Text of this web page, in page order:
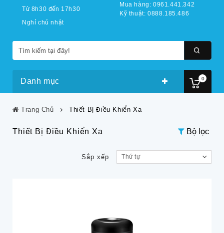
0
Từ 8h30 đến 17h30
Nghỉ chủ nhật
Mua hàng: 0961.441.342
Kỹ thuật: 0888.185.486
Danh mục
Trang Chủ Thiết Bị Điều Khiển Xa
Thiết Bị Điều Khiển Xa Bộ lọc
Sắp xếp Thứ tự